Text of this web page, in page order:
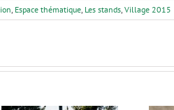
, Espace thématique, Les stands, Village 2015